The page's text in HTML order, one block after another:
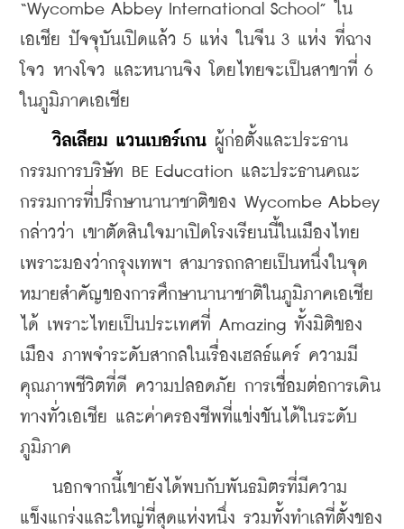
“Wycombe Abbey International School” ใน
เอเชีย ปัจจุบันเปิดแล้ว 5 แห่ง ในจีน 3 แห่ง ที่ฉาง
โจว หางโจว และหนานจิง โดยไทยจะเป็นสาขาที่ 6
ในภูมิภาคเอเชีย
วิลเลียม แวนเบอร์เกน ผู้ก่อตั้งและประธาน
กรรมการบริษัท BE Education และประธานคณะ
กรรมการที่ปรึกษานานาชาติของ Wycombe Abbey
กล่าวว่า เขาตัดสินใจมาเปิดโรงเรียนนี้ในเมืองไทย
เพราะมองว่ากรุงเทพฯ สามารถกลายเป็นหนึ่งในจุด
หมายสำคัญของการศึกษานานาชาติในภูมิภาคเอเชีย
ได้ เพราะไทยเป็นประเทศที่ Amazing ทั้งมิติของ
เมือง ภาพจำระดับสากลในเรื่องเฮลธ์แคร์ ความมี
คุณภาพชีวิตที่ดี ความปลอดภัย การเชื่อมต่อการเดิน
ทางทั่วเอเชีย และค่าครองชีพที่แข่งขันได้ในระดับ
ภูมิภาค
นอกจากนี้เขายังได้พบกับพันธมิตรที่มีความ
แข็งแกร่งและใหญ่ที่สุดแห่งหนึ่ง รวมทั้งทำเลที่ตั้งของ